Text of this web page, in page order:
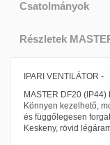
Csatolmányok
Részletek
IPARI VENTILÁTOR -
MASTER DF20
Könnyen kezelhető,
és függőlegesen
Keskeny, rövid